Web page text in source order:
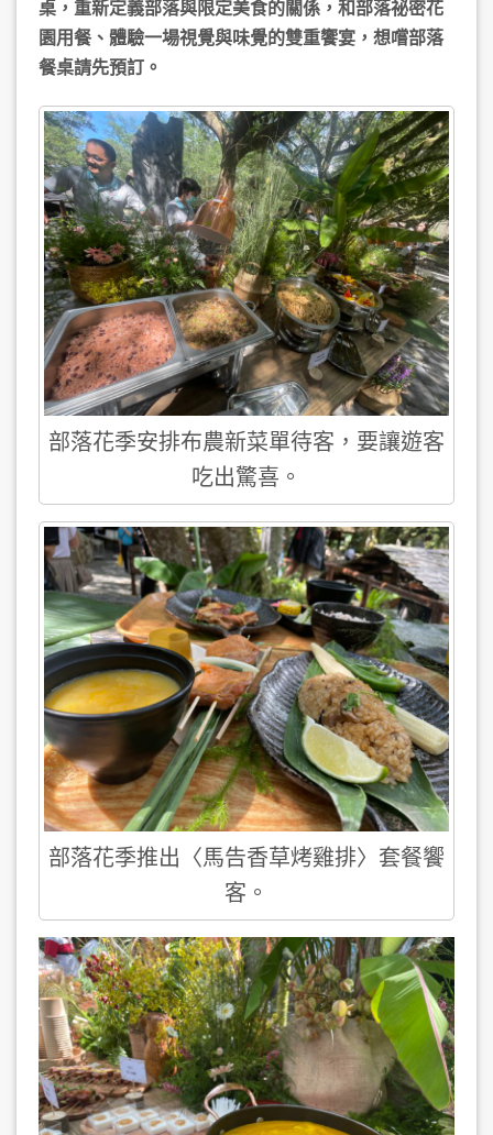
桌，重新定義部落與限定美食的關係，和部落祕密花
園用餐、體驗一場視覺與味覺的雙重饗宴，想嚐部落
餐桌請先預訂。
部落花季安排布農新菜單待客，要讓遊客
吃出驚喜。
部落花季推出〈馬告香草烤雞排〉套餐饗
客。